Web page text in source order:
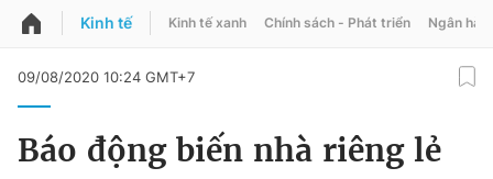
QUẢNG CÁO
Đổi mật khẩu
Kinh tế Kinh tế xanh Chính sách - Phát triển Ngân
09/08/2020 10:24 GMT+7
Báo động biến nhà riêng lẻ